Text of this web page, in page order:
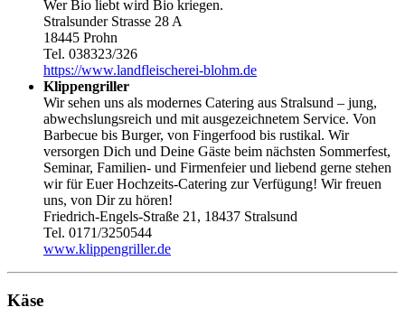
Wer Bio liebt wird Bio kriegen.
Stralsunder Strasse 28 A
18445 Prohn
Tel. 038323/326
https://www.landfleischerei-blohm.de
Klippengriller
Wir sehen uns als modernes Catering aus Stralsund – jung,
abwechslungsreich und mit ausgezeichnetem Service. Von
Barbecue bis Burger, von Fingerfood bis rustikal. Wir
versorgen Dich und Deine Gäste beim nächsten Sommerfest,
Seminar, Familien- und Firmenfeier und liebend gerne stehen
wir für Euer Hochzeits-Catering zur Verfügung! Wir freuen
uns, von Dir zu hören!
Friedrich-Engels-Straße 21, 18437 Stralsund
Tel. 0171/3250544
www.klippengriller.de
Käse